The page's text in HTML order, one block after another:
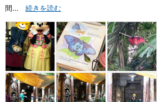
間... 続きを読む